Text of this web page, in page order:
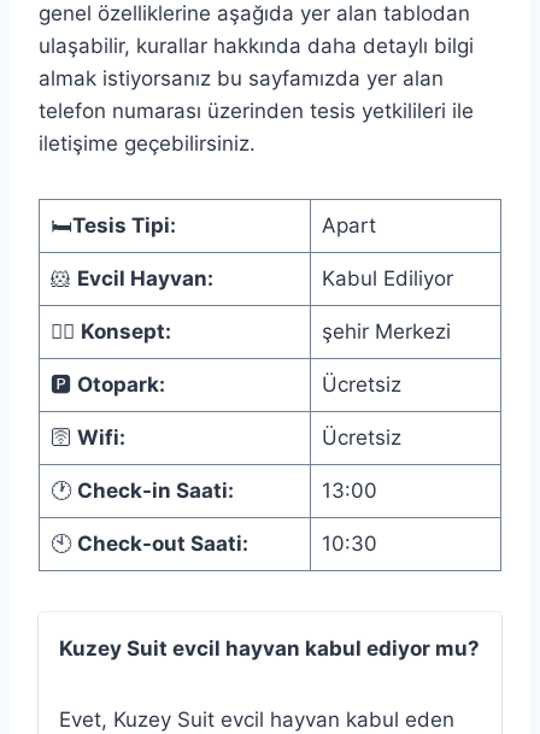
genel özelliklerine aşağıda yer alan tablodan
ulaşabilir, kurallar hakkında daha detaylı bilgi
almak istiyorsanız bu sayfamızda yer alan
telefon numarası üzerinden tesis yetkilileri ile
iletişime geçebilirsiniz.
🛏️Tesis Tipi: Apart
🐹 Evcil Hayvan: Kabul Ediliyor
🏊🏻‍ Konsept: şehir Merkezi
🅿️ Otopark: Ücretsiz
🛜 Wifi: Ücretsiz
🕐 Check-in Saati: 13:00
🕙 Check-out Saati: 10:30
Kuzey Suit evcil hayvan kabul ediyor mu?
Evet, Kuzey Suit evcil hayvan kabul eden